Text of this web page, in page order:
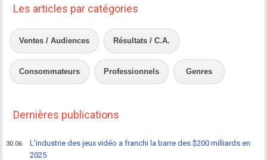
Les articles par catégories
Ventes / Audiences Résultats / C.A.
Consommateurs Professionnels Genres
Dernières publications
30.06
L'industrie des jeux vidéo a franchi la barre des $200 milliards en
2025